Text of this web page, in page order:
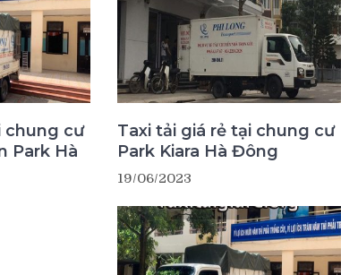
chung cư
Park Hà
Taxi tải giá rẻ tại chung cư
Park Kiara Hà Đông
19/06/2023